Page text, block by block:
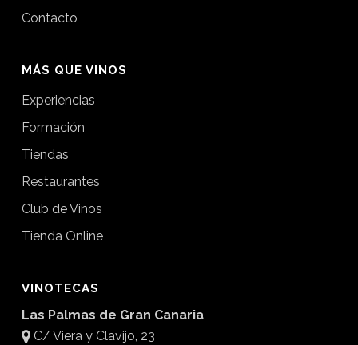
Contacto
MÁS QUE VINOS
Experiencias
Formación
Tiendas
Restaurantes
Club de Vinos
Tienda Online
VINOTECAS
Las Palmas de Gran Canaria
C/ Viera y Clavijo, 23